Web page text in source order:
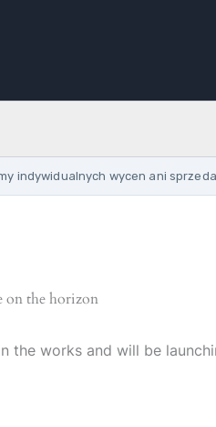
indywidualnych wycen ani
on the horizon
the works and will be